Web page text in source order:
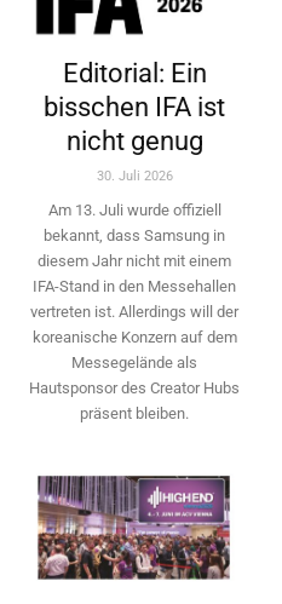
Editorial: Ein
bisschen IFA ist
nicht genug
30. Juli 2026
Am 13. Juli wurde offiziell
bekannt, dass Samsung in
diesem Jahr nicht mit einem
IFA-Stand in den Messehallen
vertreten ist. Allerdings will ­der
koreanische Konzern auf dem
Messegelände als
Hautsponsor des Creator Hubs
präsent bleiben.